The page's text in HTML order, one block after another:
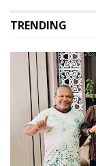
TRENDING